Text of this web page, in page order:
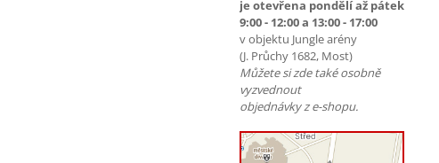
je otevřena pondělí až pátek
9:00 - 12:00 a 13:00 - 17:00
v objektu Jungle arény
(J. Průchy 1682, Most)
Můžete si zde také osobně
vyzvednout
objednávky z e-shopu.